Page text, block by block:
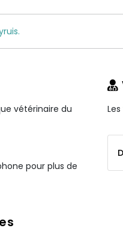
vétérinaire du
pour plus de